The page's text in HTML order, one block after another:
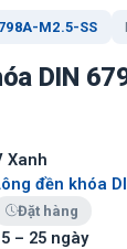
M2.5-SS
DIN
Xanh
đền khóa
Đặt hàng
– 25 ngày